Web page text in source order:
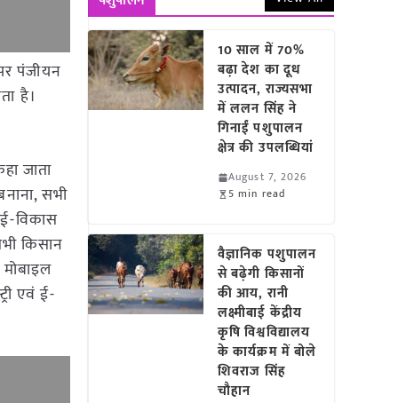
पंजीयन
है।
जाता
सभी
विकास
किसान
एवं ई-
10 साल में 70%
बढ़ा देश का दूध
उत्पादन, राज्यसभा
में ललन सिंह ने
गिनाईं पशुपालन
क्षेत्र की उपलब्धियां
August 7, 2026
5 min read
वैज्ञानिक पशुपालन
से बढ़ेगी किसानों
की आय, रानी
लक्ष्मीबाई केंद्रीय
कृषि विश्वविद्यालय
के कार्यक्रम में बोले
शिवराज सिंह
चौहान